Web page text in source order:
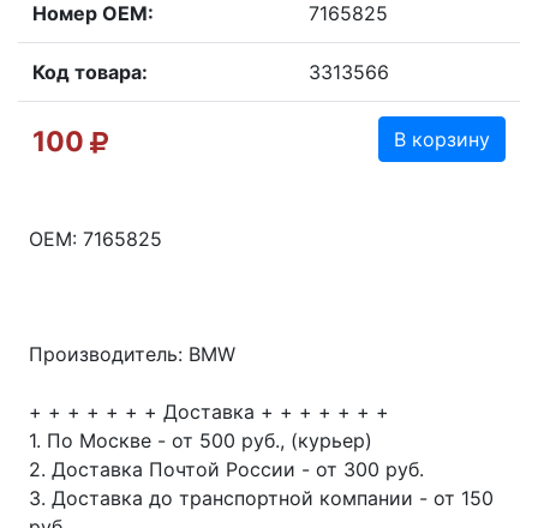
Номер OEM: 7165825
Код товара: 3313566
100 В корзину
OEM: 7165825
Производитель: BMW
+ + + + + + + Доставка + + + + + + +
1. По Москве - от 500 руб., (курьер)
2. Доставка Почтой России - от 300 руб.
3. Доставка до транспортной компании - от 150